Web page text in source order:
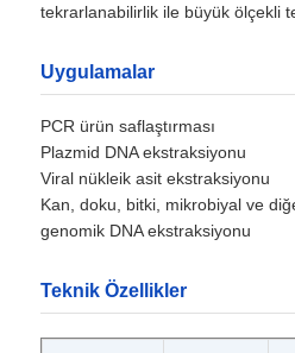
tekrarlanabilirlik ile büyük ölçekli
Uygulamalar
PCR ürün saflaştırması
Plazmid DNA ekstraksiyonu
Viral nükleik asit ekstraksiyonu
Kan, doku, bitki, mikrobiyal ve
genomik DNA ekstraksiyonu
Teknik Özellikler